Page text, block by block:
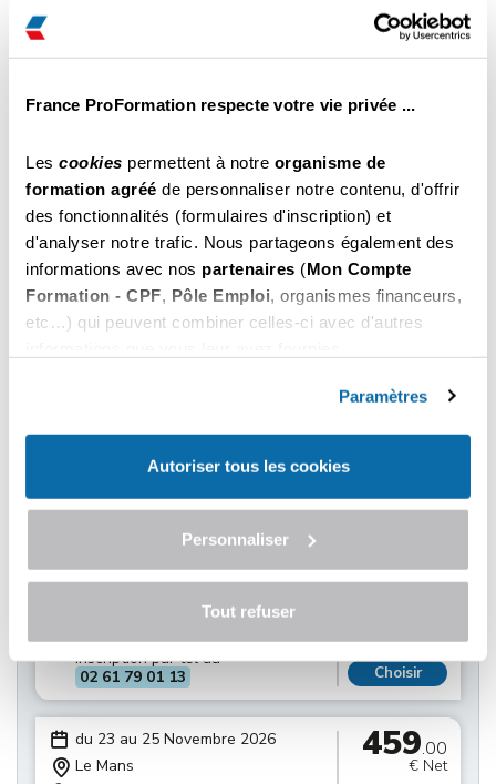
France ProFormation respecte votre vie privée ...
Les cookies permettent à notre organisme de
formation agréé de personnaliser notre contenu, d'offrir
des fonctionnalités (formulaires d'inscription) et
d'analyser notre trafic. Nous partageons également des
informations avec nos partenaires (Mon Compte
Formation - CPF
Pôle Emploi , organismes financeurs,
etc…) qui peuvent combiner celles-ci avec d'autres
Autoriser tous les cookies", vous
Paramètres
Autoriser tous les cookies
Personnaliser
Tout refuser
Choisir
Le Mans
Il reste des places
Inscription par tél au
02 61 79 01 13
Choisir
du 02 au 04 Novembre 2026
Il reste des places
Inscription par tél au
459.00
du 09 au 11 Novembre 2026
Inscription par tél au
459
du 16 au 18 Novembre 2026
Il reste des places
Inscription par tél au
02 61 79 01 13
459
Choisir
du 23 au 25 Novembre 2026
Le Mans
459.00
€ Net